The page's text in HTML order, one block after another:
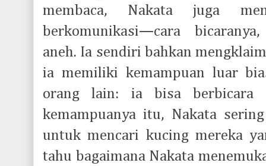
membaca, Nakata juga
berkomunikasi—cara
aneh. Ia sendiri bahkan
ia memiliki kemampuan luar
orang lain: ia bisa berbicara
kemampuanya itu, Nakata
untuk mencari kucing mereka
tahu bagaimana Nakata